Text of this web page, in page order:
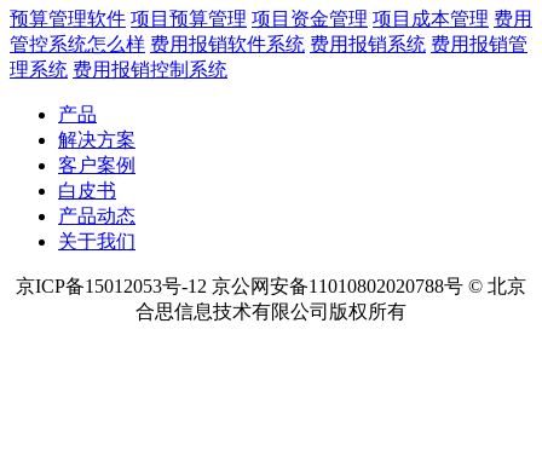
预算管理软件 项目预算管理 项目资金管理 项目成本管理 费用
管控系统怎么样 费用报销软件系统 费用报销系统 费用报销管
理系统 费用报销控制系统
产品
解决方案
客户案例
白皮书
产品动态
关于我们
京ICP备15012053号-12 京公网安备11010802020788号 © 北京
合思信息技术有限公司版权所有